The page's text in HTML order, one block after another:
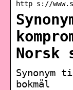
http s://
Norsk
Synonym
bokmål